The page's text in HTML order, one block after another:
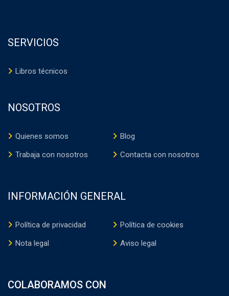
SERVICIOS
Libros técnicos
NOSOTROS
Quienes somos
Blog
Trabaja con nosotros
Contacta con nosotros
INFORMACIÓN GENERAL
Política de privacidad
Política de cookies
Nota legal
Aviso legal
COLABORAMOS CON